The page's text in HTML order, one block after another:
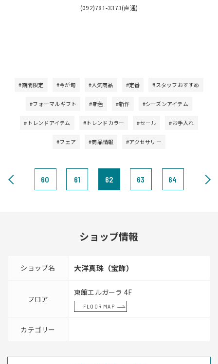
(092)781-3373(直通)
#期間限定 #今が旬 #人気商品 #定番 #スタッフおすすめ
#フォーマルギフト #新色 #新作 #シーズンアイテム
#トレンドアイテム #トレンドカラー #セール #お手入れ
#フェア #商品情報 #アクセサリー
60 61 62 63 64
ショップ情報
ショップ名 大洋真珠（宝飾）
フロア
東館エルガーラ 4F
FLOOR MAP
カテゴリー